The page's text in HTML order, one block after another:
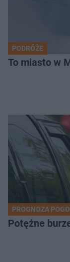
PODRÓŻE
To miasto w
PROGNOZA
Potężne